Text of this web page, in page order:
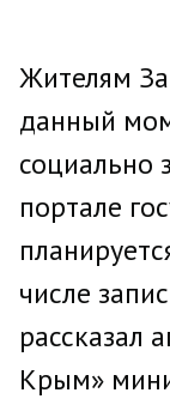
Жителям
данный
социально
портале
числе
рассказал
Крым»